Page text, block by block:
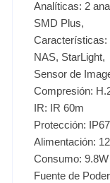
Analíticas: 2
SMD Plus,
Características:
NAS, StarLight,
Sensor de
Compresión:
IR: IR 60m
Protección:
Alimentación:
Consumo: 9.8W
Fuente de